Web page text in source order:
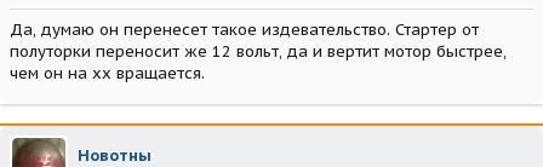
Да, думаю он перенесет такое издевательство. Стартер от
полуторки переносит же 12 вольт, да и вертит мотор быстрее,
чем он на хх вращается.
Новотны